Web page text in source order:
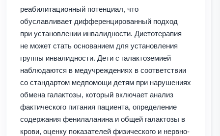
реабилитационный потенциал, что
обуславливает дифференцированный подход
при установлении инвалидности. Диетотерапия
не может стать основанием для установления
группы инвалидности. Дети с галактоземией
наблюдаются в медучреждениях в соответствии
со стандартом медпомощи детям при нарушениях
обмена галактозы, который включает анализ
фактического питания пациента, определение
содержания фенилаланина и общей галактозы в
крови, оценку показателей физического и нервно-